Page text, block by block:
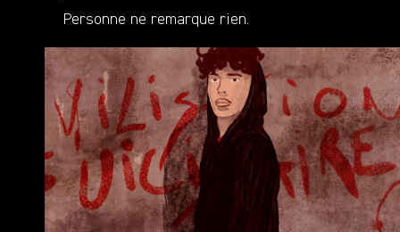
Personne ne remarque rien.